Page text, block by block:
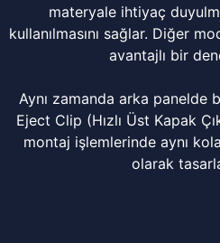
materyale ihtiyaç
kullanılmasını sağlar. Diğer
avantajlı bir
Aynı zamanda arka panelde
Eject Clip (Hızlı Üst Kapak
montaj işlemlerinde aynı
olarak